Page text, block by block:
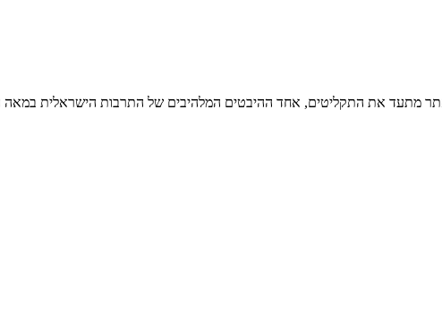
מתעד את התקליטים, אחד ההיבטים המלהיבים של התרבות הישראלית במאה